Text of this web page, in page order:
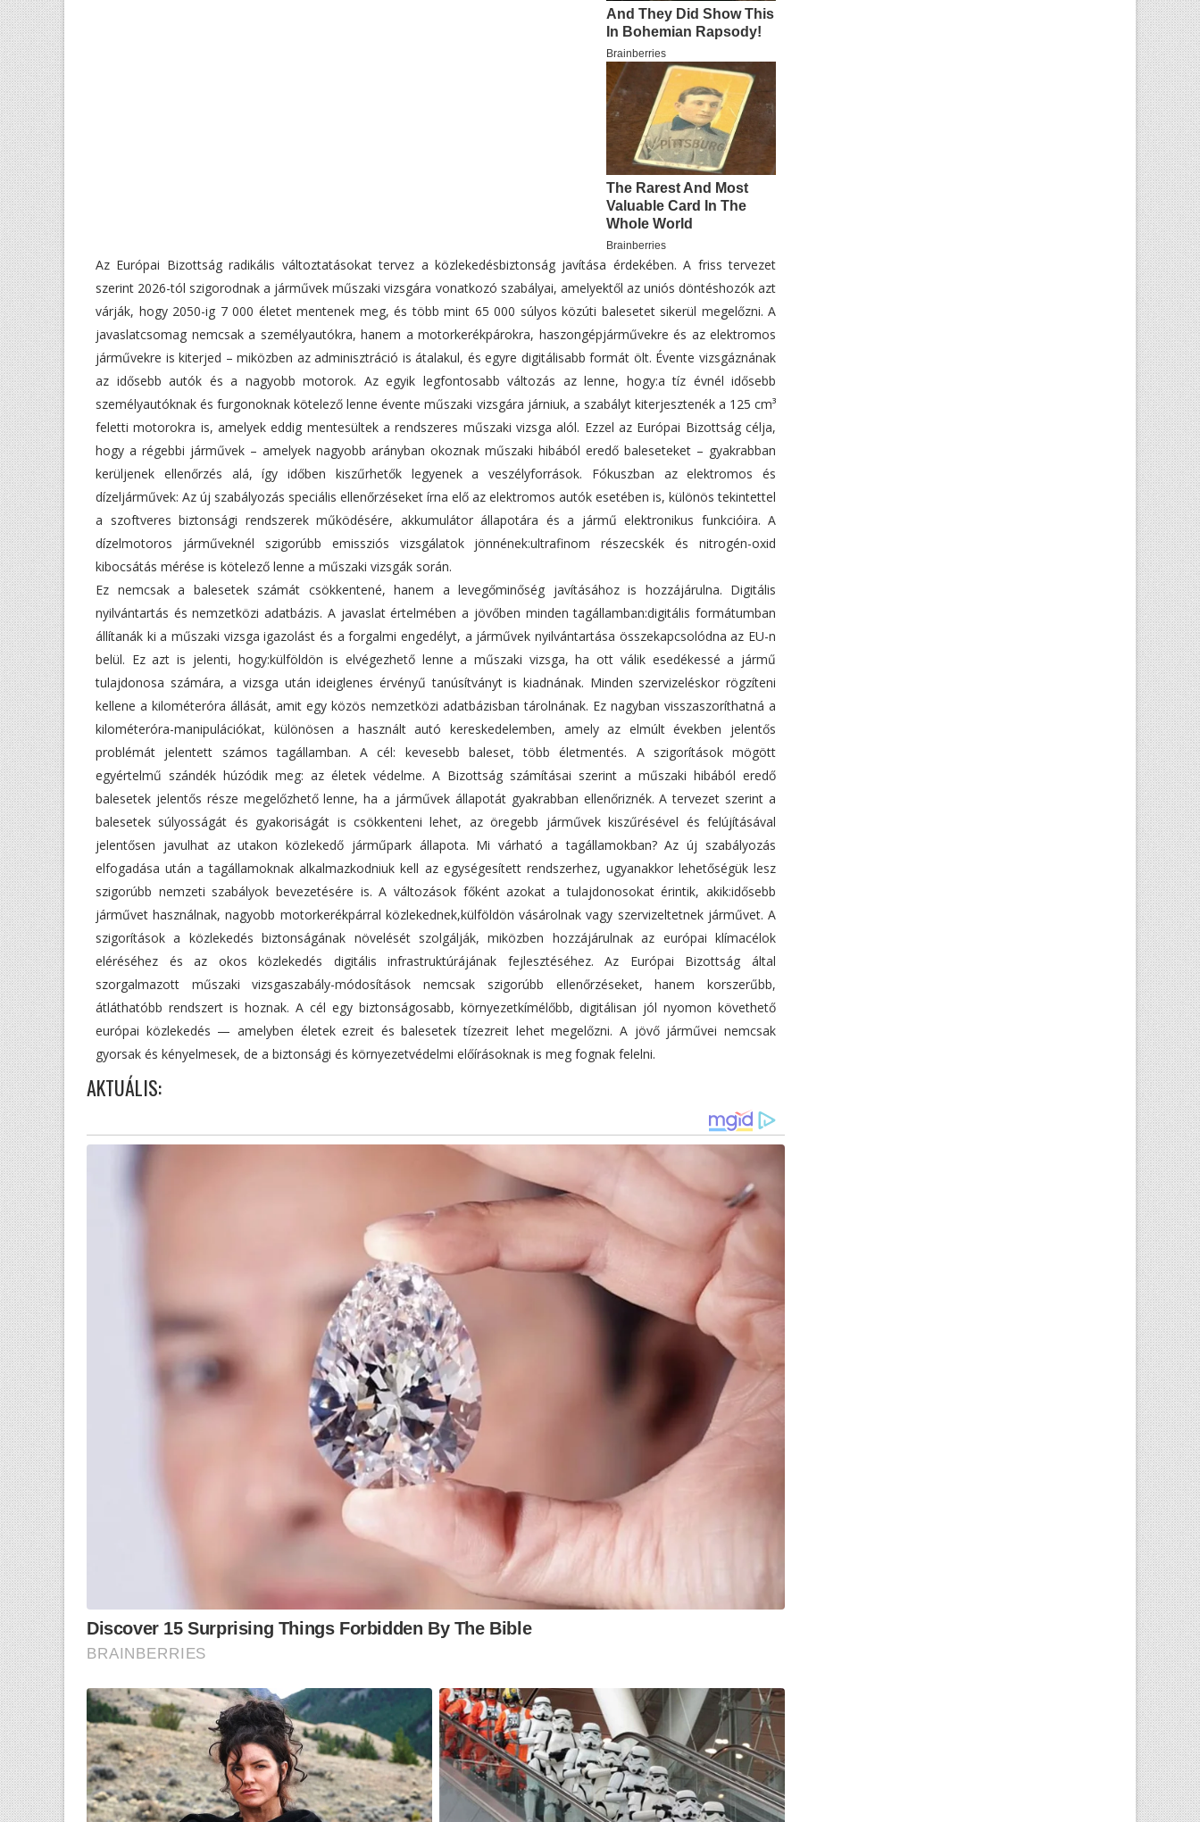
Az Európai Bizottság radikális változtatásokat tervez a közlekedésbiztonság javítása érdekében. A friss tervezet
szerint 2026-tól szigorodnak a járművek műszaki vizsgára vonatkozó szabályai, amelyektől az uniós döntéshozók azt
várják, hogy 2050-ig 7 000 életet mentenek meg, és több mint 65 000 súlyos közúti balesetet sikerül megelőzni. A
javaslatcsomag nemcsak a személyautókra, hanem a motorkerékpárokra, haszongépjárművekre és az elektromos
járművekre is kiterjed – miközben az adminisztráció is átalakul, és egyre digitálisabb formát ölt. Évente vizsgáznának
az idősebb autók és a nagyobb motorok. Az egyik legfontosabb változás az lenne, hogy:a tíz évnél idősebb
személyautóknak és furgonoknak kötelező lenne évente műszaki vizsgára járniuk, a szabályt kiterjesztenék a 125 cm³
feletti motorokra is, amelyek eddig mentesültek a rendszeres műszaki vizsga alól. Ezzel az Európai Bizottság célja,
hogy a régebbi járművek – amelyek nagyobb arányban okoznak műszaki hibából eredő baleseteket – gyakrabban
kerüljenek ellenőrzés alá, így időben kiszűrhetők legyenek a veszélyforrások. Fókuszban az elektromos és
dízeljárművek: Az új szabályozás speciális ellenőrzéseket írna elő az elektromos autók esetében is, különös tekintettel
a szoftveres biztonsági rendszerek működésére, akkumulátor állapotára és a jármű elektronikus funkcióira. A
dízelmotoros járműveknél szigorúbb emissziós vizsgálatok jönnének:ultrafinom részecskék és nitrogén-oxid
kibocsátás mérése is kötelező lenne a műszaki vizsgák során.
Ez nemcsak a balesetek számát csökkentené, hanem a levegőminőség javításához is hozzájárulna. Digitális
nyilvántartás és nemzetközi adatbázis. A javaslat értelmében a jövőben minden tagállamban:digitális formátumban
állítanák ki a műszaki vizsga igazolást és a forgalmi engedélyt, a járművek nyilvántartása összekapcsolódna az EU-n
belül. Ez azt is jelenti, hogy:külföldön is elvégezhető lenne a műszaki vizsga, ha ott válik esedékessé a jármű
tulajdonosa számára, a vizsga után ideiglenes érvényű tanúsítványt is kiadnának. Minden szervizeléskor rögzíteni
kellene a kilométeróra állását, amit egy közös nemzetközi adatbázisban tárolnának. Ez nagyban visszaszoríthatná a
kilométeróra-manipulációkat, különösen a használt autó kereskedelemben, amely az elmúlt években jelentős
problémát jelentett számos tagállamban. A cél: kevesebb baleset, több életmentés. A szigorítások mögött
egyértelmű szándék húzódik meg: az életek védelme. A Bizottság számításai szerint a műszaki hibából eredő
balesetek jelentős része megelőzhető lenne, ha a járművek állapotát gyakrabban ellenőriznék. A tervezet szerint a
balesetek súlyosságát és gyakoriságát is csökkenteni lehet, az öregebb járművek kiszűrésével és felújításával
jelentősen javulhat az utakon közlekedő járműpark állapota. Mi várható a tagállamokban? Az új szabályozás
elfogadása után a tagállamoknak alkalmazkodniuk kell az egységesített rendszerhez, ugyanakkor lehetőségük lesz
szigorúbb nemzeti szabályok bevezetésére is. A változások főként azokat a tulajdonosokat érintik, akik:idősebb
járművet használnak, nagyobb motorkerékpárral közlekednek,külföldön vásárolnak vagy szervizeltetnek járművet. A
szigorítások a közlekedés biztonságának növelését szolgálják, miközben hozzájárulnak az európai klímacélok
eléréséhez és az okos közlekedés digitális infrastruktúrájának fejlesztéséhez. Az Európai Bizottság által
szorgalmazott műszaki vizsgaszabály-módosítások nemcsak szigorúbb ellenőrzéseket, hanem korszerűbb,
átláthatóbb rendszert is hoznak. A cél egy biztonságosabb, környezetkímélőbb, digitálisan jól nyomon követhető
európai közlekedés — amelyben életek ezreit és balesetek tízezreit lehet megelőzni. A jövő járművei nemcsak
gyorsak és kényelmesek, de a biztonsági és környezetvédelmi előírásoknak is meg fognak felelni.
AKTUÁLIS: